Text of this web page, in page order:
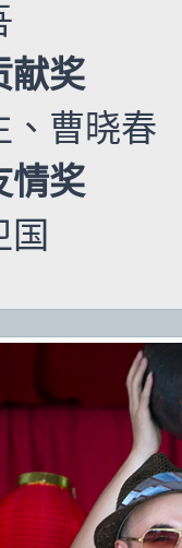
献奖
、曹晓春
情奖
国